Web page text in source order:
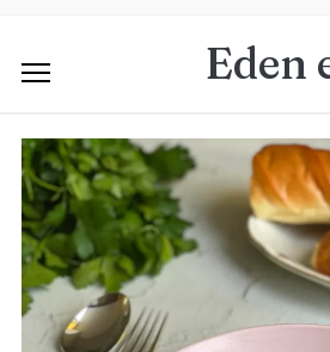
Eden